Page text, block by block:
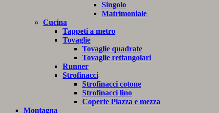
Singolo
Matrimoniale
Cucina
Tappeti a metro
Tovaglie
Tovaglie quadrate
Tovaglie rettangolari
Runner
Strofinacci
Strofinacci cotone
Strofinacci lino
Coperte Piazza e mezza
Montagna